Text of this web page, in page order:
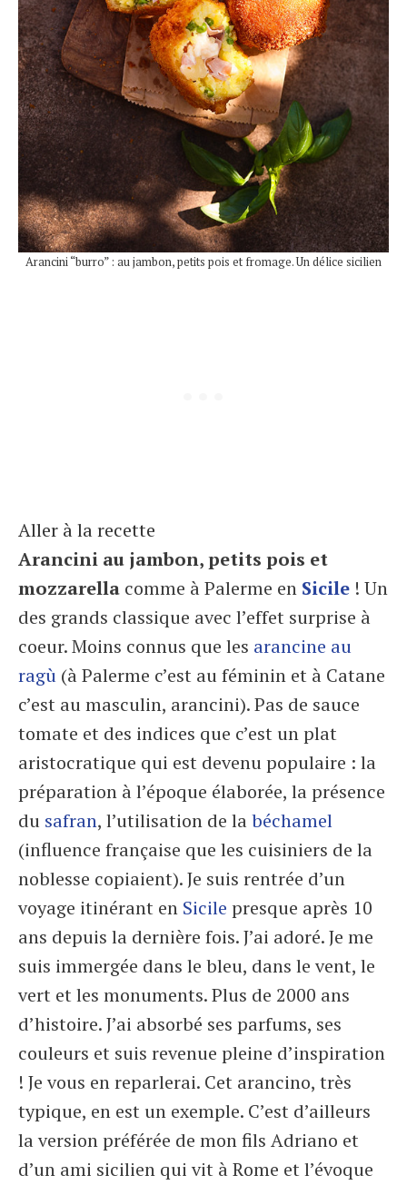
Arancini “burro” : au jambon, petits pois et fromage. Un délice sicilien
Aller à la recette
Arancini au jambon, petits pois et
mozzarella comme à Palerme en Sicile ! Un
des grands classique avec l’effet surprise à
coeur. Moins connus que les arancine au
ragù (à Palerme c’est au féminin et à Catane
c’est au masculin, arancini). Pas de sauce
tomate et des indices que c’est un plat
aristocratique qui est devenu populaire : la
préparation à l’époque élaborée, la présence
du safran, l’utilisation de labéchamel
(influence française que les cuisiniers de la
noblesse copiaient). Je suis rentrée d’un
voyage itinérant en Sicile presque après 10
ans depuis la dernière fois. J’ai adoré. Je me
suis immergée dans le bleu, dans le vent, le
vert et les monuments. Plus de 2000 ans
d’histoire. J’ai absorbé ses parfums, ses
couleurs et suis revenue pleine d’inspiration
! Je vous en reparlerai. Cet arancino, très
typique, en est un exemple. C’est d’ailleurs
la version préférée de mon fils Adriano et
d’un ami sicilien qui vit à Rome et l’évoque